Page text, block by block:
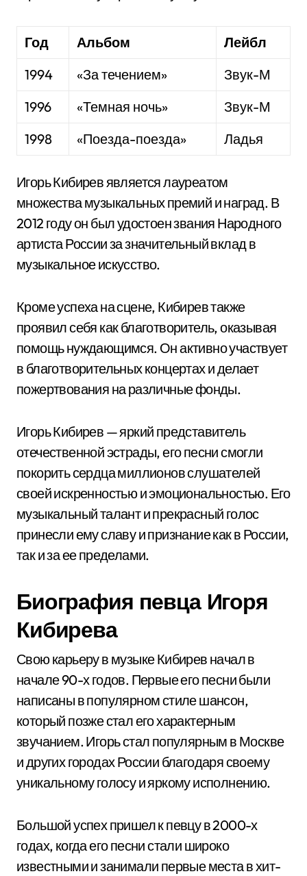
Год Альбом
Лейбл
1994
«За течением»
Звук-М
1996
«Темная ночь»
Звук-М
1998
«Поезда-поезда» Ладья
Игорь Кибирев является лауреатом
множества музыкальных премий и наград. В
2012 году он был удостоен звания Народного
артиста России за значительный вклад в
музыкальное искусство.
Кроме успеха на сцене, Кибирев также
проявил себя как благотворитель, оказывая
помощь нуждающимся. Он активно участвует
в благотворительных концертах и делает
пожертвования на различные фонды.
Игорь Кибирев — яркий представитель
отечественной эстрады, его песни смогли
покорить сердца миллионов слушателей
своей искренностью и эмоциональностью. Его
музыкальный талант и прекрасный голос
принесли ему славу и признание как в России,
так и за ее пределами.
Биография певца Игоря
Кибирева
Свою карьеру в музыке Кибирев начал в
начале 90-х годов. Первые его песни были
написаны в популярном стиле шансон,
который позже стал его характерным
звучанием. Игорь стал популярным в Москве
и других городах России благодаря своему
уникальному голосу и яркому исполнению.
Большой успех пришел к певцу в 2000-х
годах, когда его песни стали широко
известными и занимали первые места в хит-